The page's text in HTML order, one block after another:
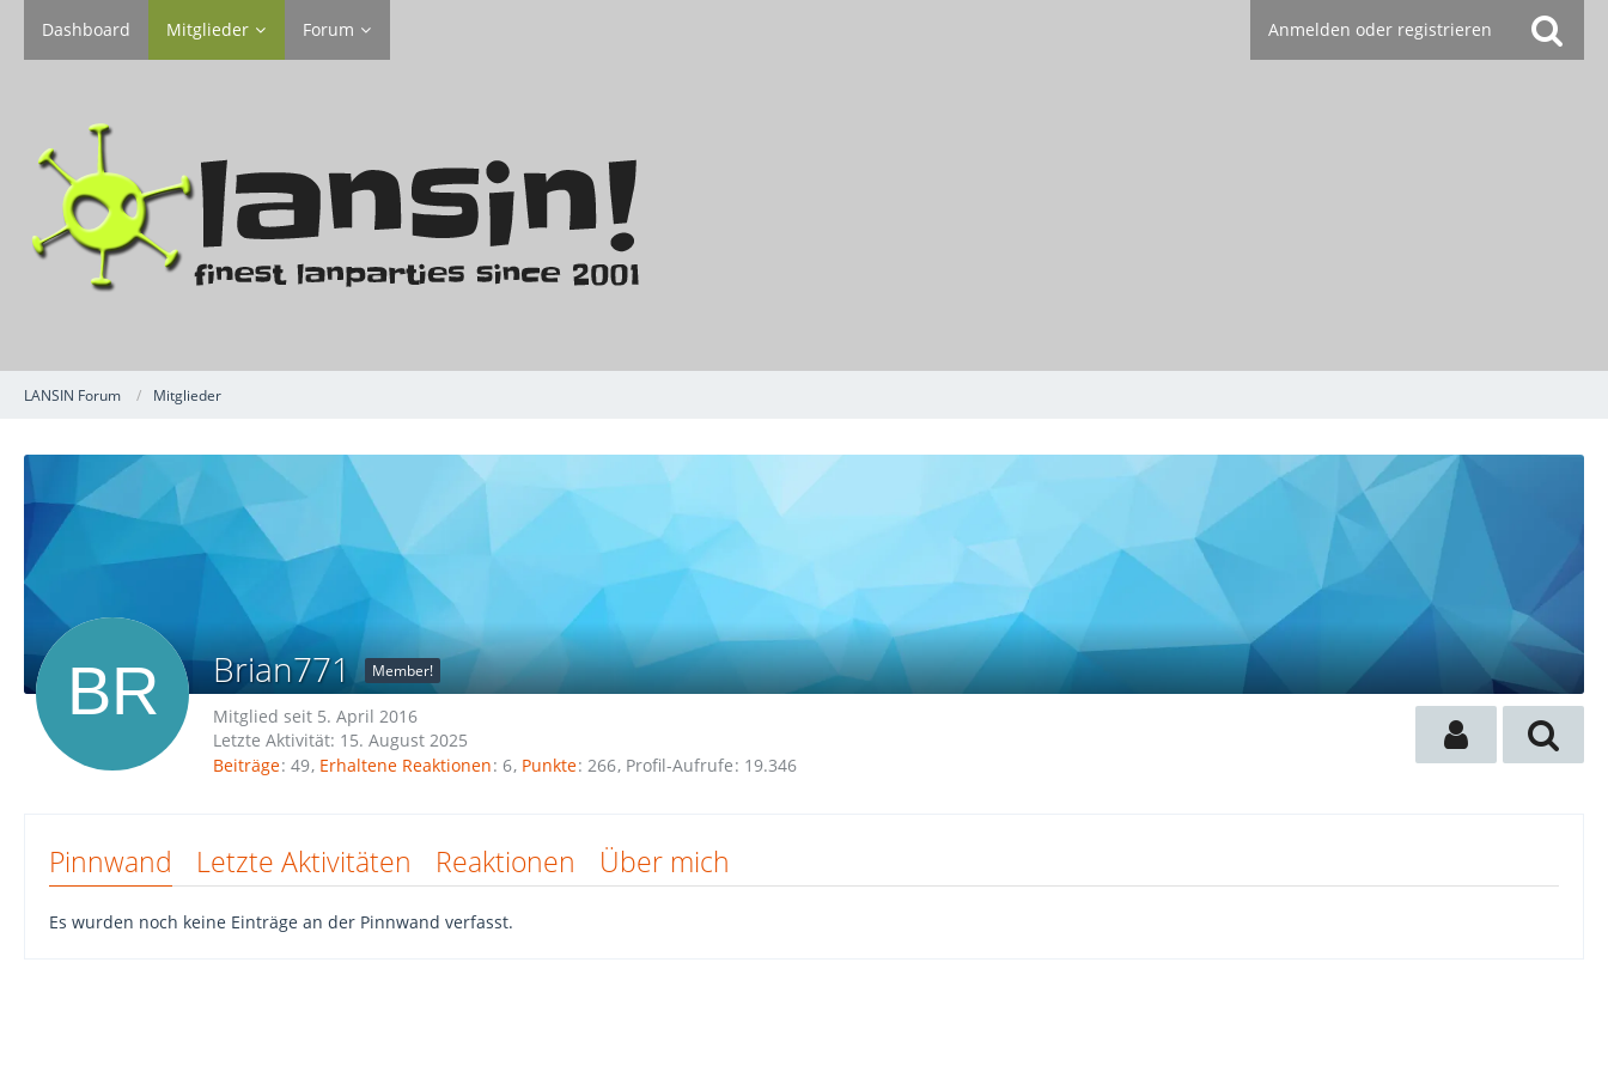
Dashboard Mitglieder Forum Anmelden oder registrieren
LANSIN Forum Mitglieder
Brian771 Member!
Mitglied seit 5. April 2016
Letzte Aktivität: 15. August 2025
Beiträge 49 Erhaltene Reaktionen 6 Punkte 266 Profil-Aufrufe 19.346
Pinnwand Letzte Aktivitäten Reaktionen Über mich
Es wurden noch keine Einträge an der Pinnwand verfasst.